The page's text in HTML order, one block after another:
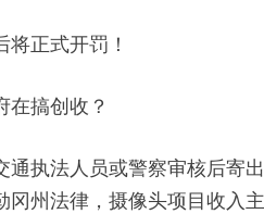
正式开罚！
在搞创收？
执法人员或警察审核后寄
州法律，摄像头项目收入